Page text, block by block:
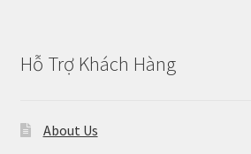
Hỗ Trợ Khách Hàng
About Us